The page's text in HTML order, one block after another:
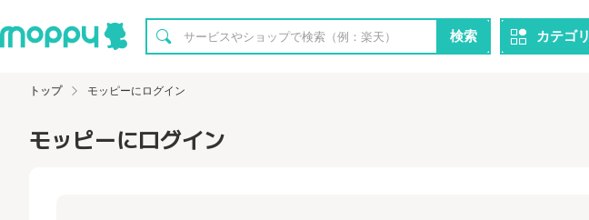
検索 カテゴリ
トップ モッピーにログイン
モッピーにログイン